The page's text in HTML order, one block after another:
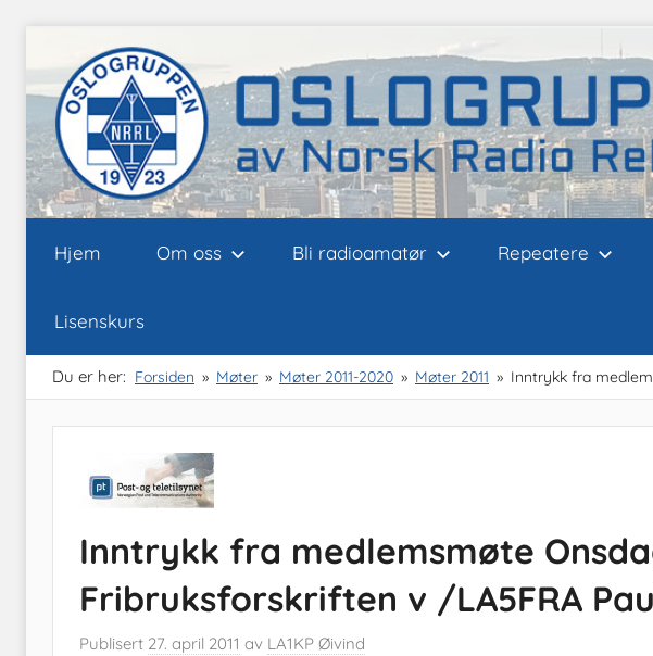
to
content
Oslogruppen
av
NRRL
Hjem Om oss Bli radioamatør Repeatere
Lisenskurs
Du er her: Forsiden Møter Møter 2011-2020 Møter 2011 Inntrykk fra
Inntrykk fra medlemsmøte
Fribruksforskriften v /LA5FRA
Publisert 27. april 2011 av LA1KP Øivind